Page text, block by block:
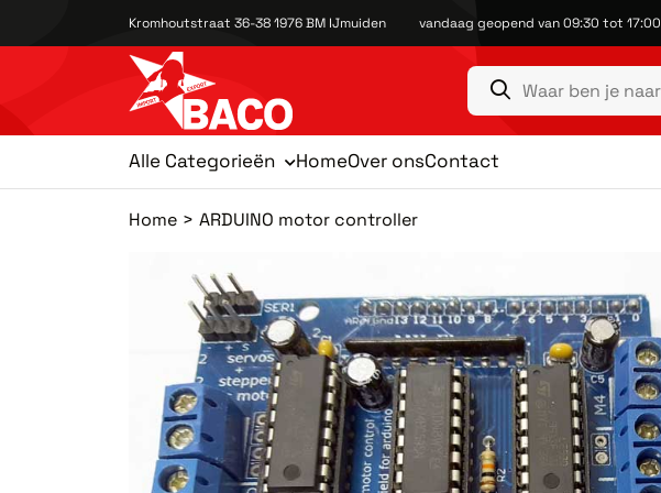
Kromhoutstraat 36-38 1976 BM IJmuiden vandaag geopend van 09:30 tot 17:00
Alle Categorieën HomeOver onsContact
Home ARDUINO motor controller